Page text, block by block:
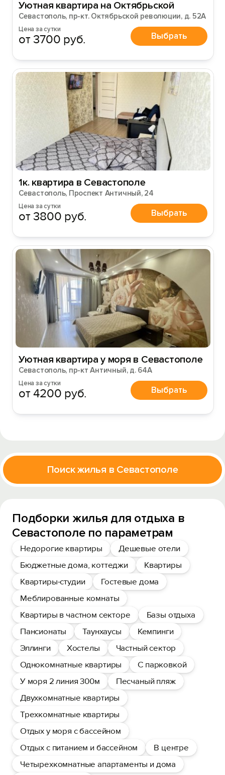
Уютная квартира на Октябрьской
Севастополь, пр-кт. Октябрьской революции, д. 52А
Цена за сутки
от 3700 руб. Выбрать
1к. квартира в Севастополе
Севастополь, Проспект Античный, 24
Цена за сутки
от 3800 руб. Выбрать
Уютная квартира у моря в Севастополе
Севастополь, пр-кт Античный, д. 64А
Цена за сутки
от 4200 руб. Выбрать
Поиск жилья в Севастополе
Подборки жилья для отдыха в
Севастополе по параметрам
Недорогие квартиры
Дешевые отели
Бюджетные дома, коттеджи
Квартиры
Квартиры-студии
Гостевые дома
Меблированные комнаты
Квартиры в частном секторе
Базы отдыха
Пансионаты
Таунхаусы
Кемпинги
Эллинги
Хостелы
Частный сектор
Однокомнатные квартиры
С парковкой
У моря 2 линия 300м
Песчаный пляж
Двухкомнатные квартиры
Трехкомнатные квартиры
Отдых у моря с бассейном
Отдых с питанием и бассейном
В центре
Четырехкомнатные апартаменты и дома